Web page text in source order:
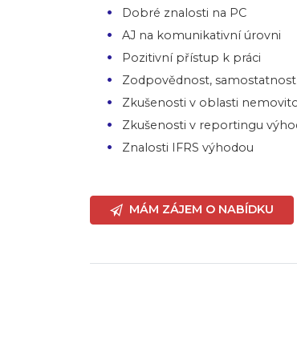
Dobré znalosti na PC
AJ na komunikativní úrovni
Pozitivní přístup k práci
Zodpovědnost,
Zkušenosti v oblasti
Zkušenosti v reportingu
Znalosti IFRS výhodou
MÁM ZÁJEM O NABÍDKU